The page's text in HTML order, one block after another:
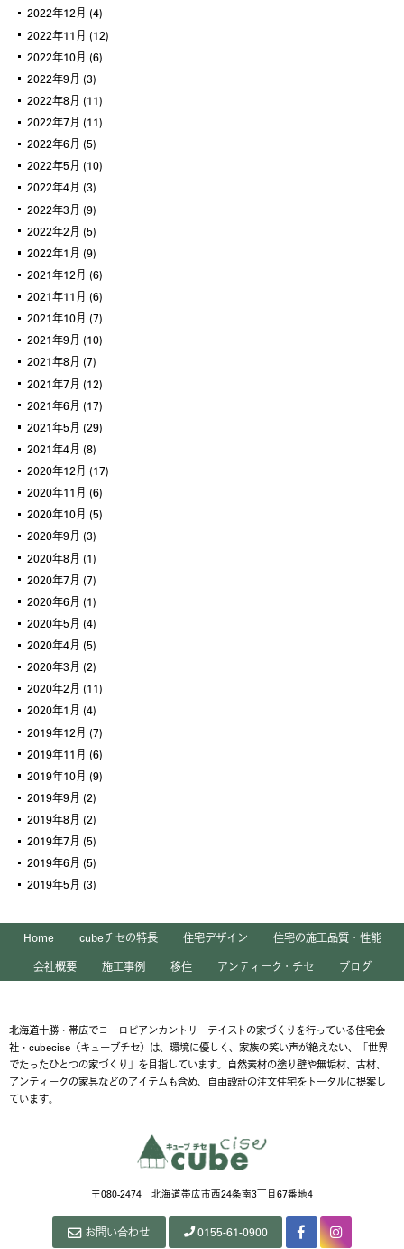
2022年12月 (4)
2022年11月 (12)
2022年10月 (6)
2022年9月 (3)
2022年8月 (11)
2022年7月 (11)
2022年6月 (5)
2022年5月 (10)
2022年4月 (3)
2022年3月 (9)
2022年2月 (5)
2022年1月 (9)
2021年12月 (6)
2021年11月 (6)
2021年10月 (7)
2021年9月 (10)
2021年8月 (7)
2021年7月 (12)
2021年6月 (17)
2021年5月 (29)
2021年4月 (8)
2020年12月 (17)
2020年11月 (6)
2020年10月 (5)
2020年9月 (3)
2020年8月 (1)
2020年7月 (7)
2020年6月 (1)
2020年5月 (4)
2020年4月 (5)
2020年3月 (2)
2020年2月 (11)
2020年1月 (4)
2019年12月 (7)
2019年11月 (6)
2019年10月 (9)
2019年9月 (2)
2019年8月 (2)
2019年7月 (5)
2019年6月 (5)
2019年5月 (3)
Home cubeチセの特長 住宅デザイン
住宅の施工品質・性能
会社概要
施工事例 移住 アンティーク・チセ ブログ
北海道十勝・帯広でヨーロピアンカントリーテイストの家づくりを行っている住宅会
社・cubecise（キューブチセ）は、環境に優しく、家族の笑い声が絶えない、「世界
でたったひとつの家づくり」を目指しています。自然素材の塗り壁や無垢材、古材、
アンティークの家具などのアイテムも含め、自由設計の注文住宅をトータルに提案し
ています。
〒080-2474 北海道帯広市西24条南3丁目67番地4
お問い合わせ 0155-61-0900
FacebookInstagram